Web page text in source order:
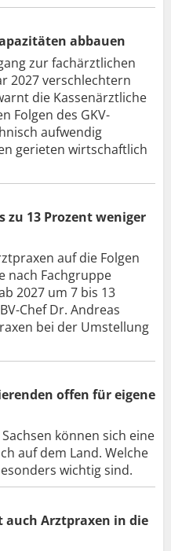
abbauen
zur fachärztlichen
2027 verschlechtern
die Kassenärztliche
Folgen des GKV-
aufwendig
gerieten wirtschaftlich
zu 13 Prozent weniger
auf die Folgen
nach Fachgruppe
2027 um 7 bis 13
Chef Dr. Andreas
bei der Umstellung
offen für eigene
können sich eine
auf dem Land. Welche
wichtig sind.
Arztpraxen in die